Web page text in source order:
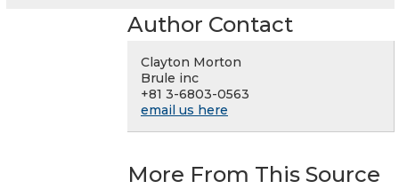
Author Contact
Clayton Morton
Brule inc
+81 3-6803-0563
email us here
More From This Source